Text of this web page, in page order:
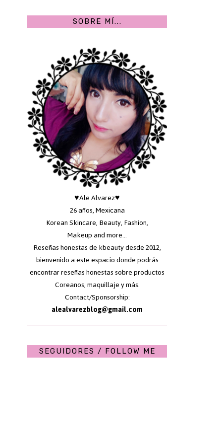
SOBRE MÍ...
♥Ale Alvarez♥
26 años, Mexicana
Korean Skincare, Beauty, Fashion,
Makeup and more...
Reseñas honestas de kbeauty desde 2012,
bienvenido a este espacio donde podrás
encontrar reseñas honestas sobre productos
Coreanos, maquillaje y más.
Contact/Sponsorship:
alealvarezblog@gmail.com
SEGUIDORES / FOLLOW ME